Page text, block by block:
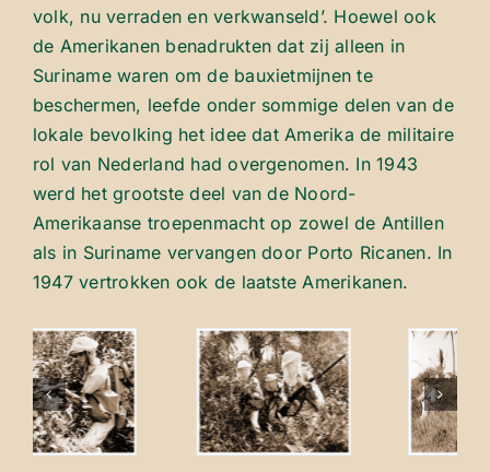
volk, nu verraden en verkwanseld’. Hoewel ook
de Amerikanen benadrukten dat zij alleen in
Suriname waren om de bauxietmijnen te
beschermen, leefde onder sommige delen van de
lokale bevolking het idee dat Amerika de militaire
rol van Nederland had overgenomen. In 1943
werd het grootste deel van de Noord-
Amerikaanse troepenmacht op zowel de Antillen
als in Suriname vervangen door Porto Ricanen. In
1947 vertrokken ook de laatste Amerikanen.